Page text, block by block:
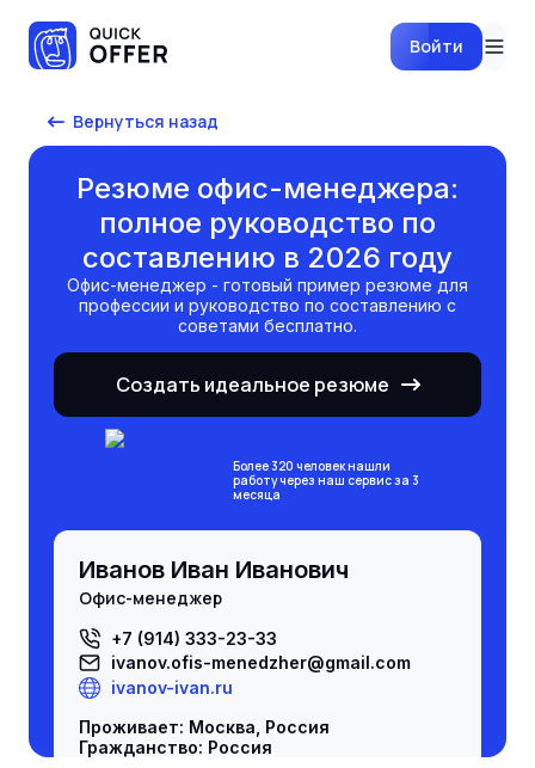
Войти
Вернуться назад
Резюме офис-менеджера:
полное руководство по
составлению в 2026 году
офис-менеджер - готовый пример резюме для
профессии и руководство по составлению с
советами бесплатно.
Создать идеальное резюме
Более 320 человек нашли
работу через наш сервис за 3
месяца
Иванов Иван Иванович
офис-менеджер
+7 (914) 333-23-33
ivanov.ofis-menedzher@gmail.com
ivanov-ivan.ru
Проживает: Москва, Россия
Гражданство: Россия